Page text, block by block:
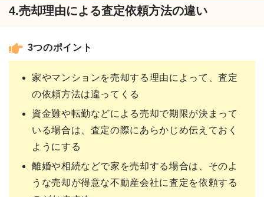
4.売却理由による査定依頼方法の違い
3つのポイント
家やマンションを売却する理由によって、査定
の依頼方法は違ってくる
資金難や転勤などによる売却で期限が決まって
いる場合は、査定の際にあらかじめ伝えておく
ようにする
離婚や相続などで家を売却する場合は、そのよ
うな売却が得意な不動産会社に査定を依頼する